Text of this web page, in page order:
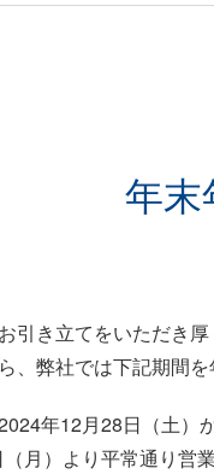
年
引き立てをいただき厚
、弊社では下記期間を
年12月28日（土）
月）より平常通り営業